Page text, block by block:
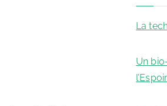
La
Un
l’Espoir